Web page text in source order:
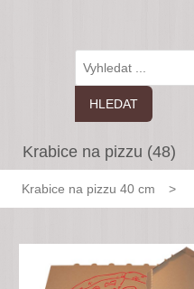
Krabice na pizzu (48)
Krabice na pizzu 40 cm >